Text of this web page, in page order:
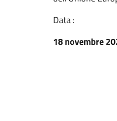
Data :
18 novembre